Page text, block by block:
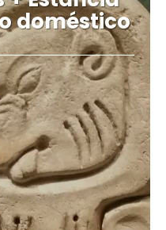
doméstico